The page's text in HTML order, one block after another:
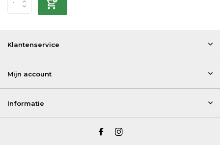
Klantenservice
Mijn account
Informatie